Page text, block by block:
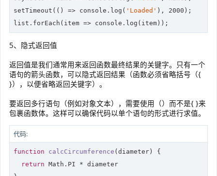
setTimeout( () => console .log( 'Loaded' ), 2000 );
list.forEach( item => console
5、隐式返回值
返回值是我们通常用来返回函数最终结果的关键字。只有一个
语句的箭头函数，可以隐式返回结果（函数必须省略括号（{
}），以便省略返回关键字）。
要返回多行语句（例如对象文本），需要使用（）而不是{ }来
包裹函数体。这样可以确保代码以单个语句的形式进行求值。
代码:
function calcCircumference ( diameter ) {
return Math .PI * diameter